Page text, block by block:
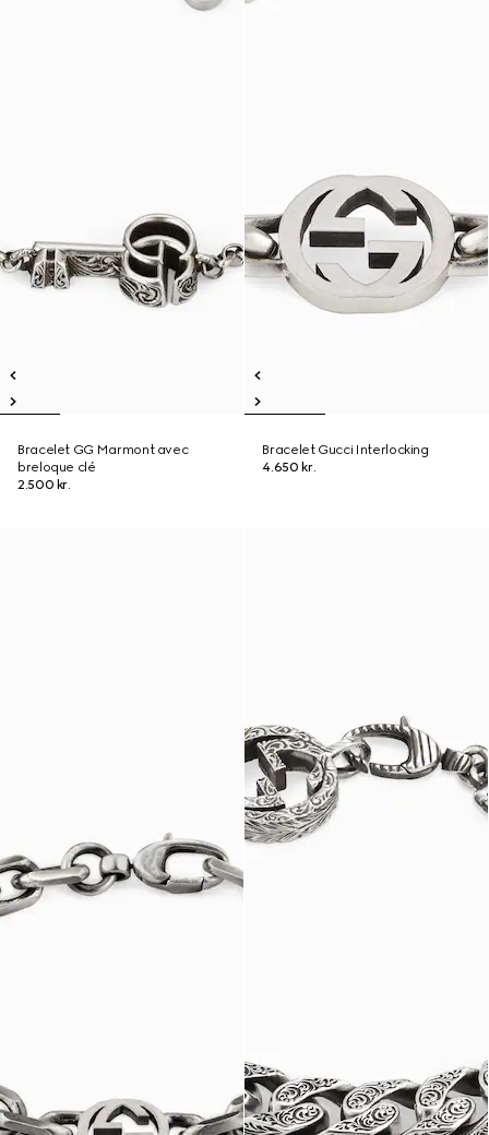
Bracelet GG Marmont avec
breloque clé
2.500 kr.
Bracelet Gucci Interlocking
4.650 kr.